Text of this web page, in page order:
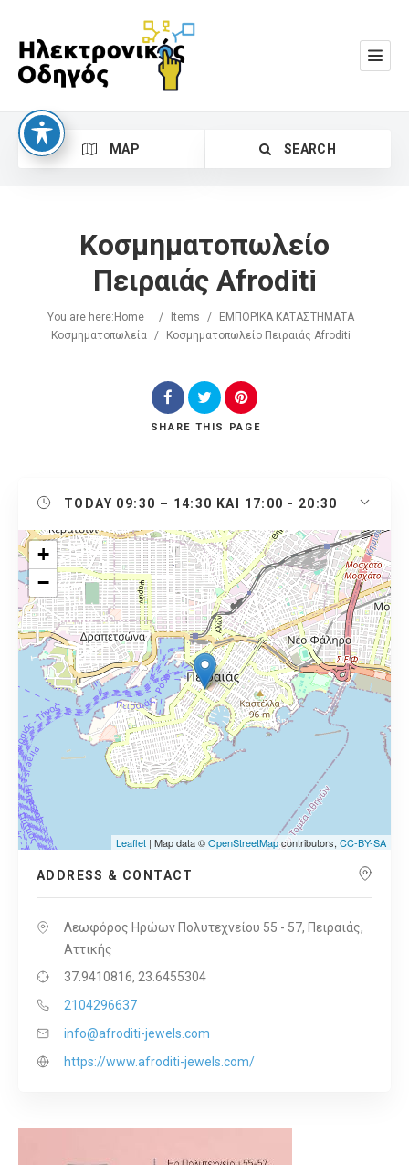
MAP SEARCH
Search
Κοσμηματοπωλείο
Πειραιάς Afroditi
You are here: Home / Items /
ΕΜΠΟΡΙΚΑ ΚΑΤΑΣΤΗΜΑΤΑ
Κοσμηματοπωλεία / Κοσμηματοπωλείο Πειραιάς Afroditi
SHARE THIS PAGE
TODAY 09:30 – 14:30 ΚΑΙ 17:00 - 20:30
+
−
Leaflet | Map data ©OpenStreetMapcontributors, CC-BY-SA
ADDRESS & CONTACT
Λεωφόρος Ηρώων Πολυτεχνείου 55 - 57, Πειραιάς,
Αττικής
37.9410816, 23.6455304
2104296637
info@afroditi-jewels.com
https://www.afroditi-jewels.com/